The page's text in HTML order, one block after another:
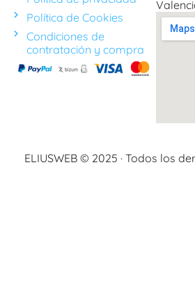
Política de Cookies
Condiciones de
contratación y compra
ELIUSWEB © 2025 · Todos los